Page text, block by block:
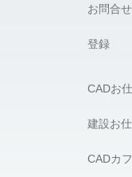
お問合せ
登録
CADお
建設お
CADカ